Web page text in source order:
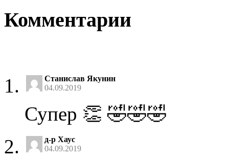
Комментарии
Станислав Якунин
04.09.2019
Супер 👏 🤣🤣🤣
д-р Хаус
04.09.2019